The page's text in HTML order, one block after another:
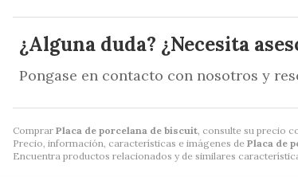
Comprar Placa de porcelana de biscuit, consulte su precio
Precio, información, características e imágenes de Placa de
Encuentra productos relacionados y de similares
¿Alguna duda? ¿Necesita
Pongase en contacto con nosotros y